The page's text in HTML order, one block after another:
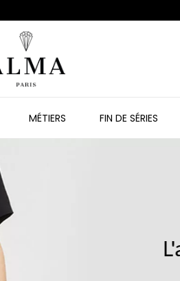
MÉTIERS FIN DE SÉRIES
L'attention Au